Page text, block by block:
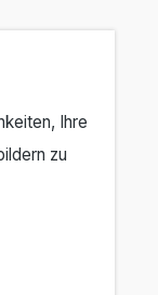
Ihre
zu